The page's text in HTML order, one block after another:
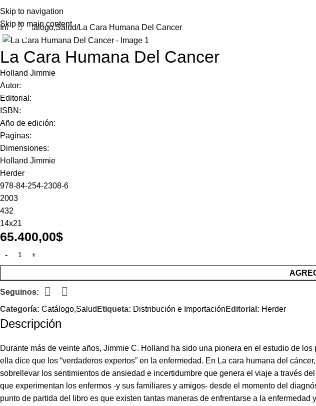
Skip to navigation
Skip to main content
Inicio Catálogo,Salud La Cara Humana Del Cancer
Click to enlarge
La Cara Humana Del Cancer
Holland Jimmie
Autor:
Editorial:
ISBN:
Año de edición:
Paginas:
Dimensiones:
Holland Jimmie
Herder
978-84-254-2308-6
2003
432
14x21
65.400,00$
Seguinos:
Categoría: Catálogo,Salud Etiqueta: Distribución e Importación Editorial: Herder
Descripción
Durante más de veinte años, Jimmie C. Holland ha sido una pionera en el estudio de
ella dice que los “verdaderos expertos” en la enfermedad. En La cara humana del
sobrellevar los sentimientos de ansiedad e incertidumbre que genera el viaje a través
que experimentan los enfermos -y sus familiares y amigos- desde el momento del
punto de partida del libro es que existen tantas maneras de enfrentarse a la